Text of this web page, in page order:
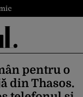
pentru o
din Thasos.